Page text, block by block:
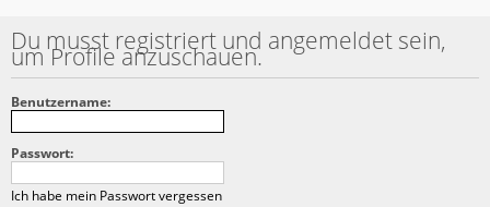
Du musst registriert und angemeldet sein,
um Profile anzuschauen.
Benutzername:
Passwort:
Ich habe mein Passwort vergessen